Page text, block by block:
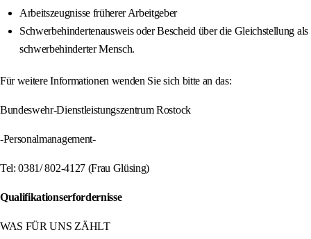
Arbeitszeugnisse früherer Arbeitgeber
Schwerbehindertenausweis oder Bescheid über die Gleichstellung als
schwerbehinderter Mensch.
Für weitere Informationen wenden Sie sich bitte an das:
Bundeswehr-Dienstleistungszentrum Rostock
-Personalmanagement-
Tel: 0381/ 802-4127 (Frau Glüsing)
Qualifikationserfordernisse
WAS FÜR UNS ZÄHLT